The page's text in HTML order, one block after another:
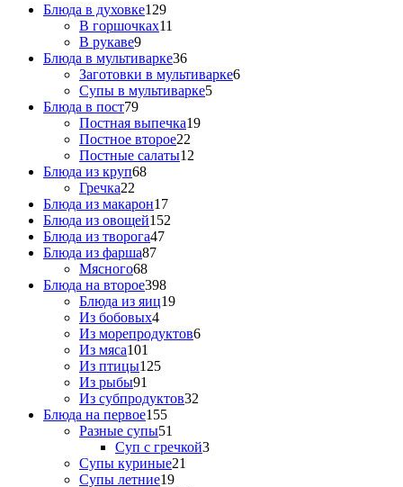
Блюда в духовке129
В горшочках11
В рукаве9
Блюда в мультиварке36
Заготовки в мультиварке6
Супы в мультиварке5
Блюда в пост79
Постная выпечка19
Постное второе22
Постные салаты12
Блюда из круп68
Гречка22
Блюда из макарон17
Блюда из овощей152
Блюда из творога47
Блюда из фарша87
Мясного68
Блюда на второе398
Блюда из яиц19
Из бобовых4
Из морепродуктов6
Из мяса101
Из птицы125
Из рыбы91
Из субпродуктов32
Блюда на первое155
Разные супы51
Суп с гречкой3
Супы куриные21
Супы летние19